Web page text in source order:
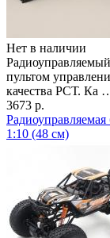
Нет в наличии
пультом
качества РСТ. Ка
3673 р.
1:10 (48 см)